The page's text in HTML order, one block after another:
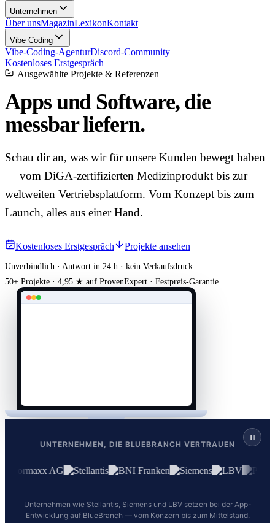
Unternehmen
Über unsMagazinLexikonKontakt
Vibe Coding
Vibe-Coding-AgenturDiscord-Community
Kostenloses Erstgespräch
Ausgewählte Projekte & Referenzen
Apps und Software, die
messbarliefern.
Schau dir an, was wir für unsere Kunden bewegt haben
— vom DiGA-zertifizierten Medizinprodukt bis zur
weltweiten Vertriebsplattform. Vom Konzept bis zum
Launch, alles aus einer Hand.
Kostenloses Erstgespräch Projekte ansehen
Unverbindlich · Antwort in 24 h · kein Verkaufsdruck
50+ Projekte · 4,95 ★ auf ProvenExpert · Festpreis-Garantie
UNTERNEHMEN, DIE BLUEBRANCH VERTRAUEN
Unternehmen wie Stellantis, Siemens und LBV setzen bei der App-
Entwicklung auf BlueBranch — vom Konzern bis zum Mittelstand.